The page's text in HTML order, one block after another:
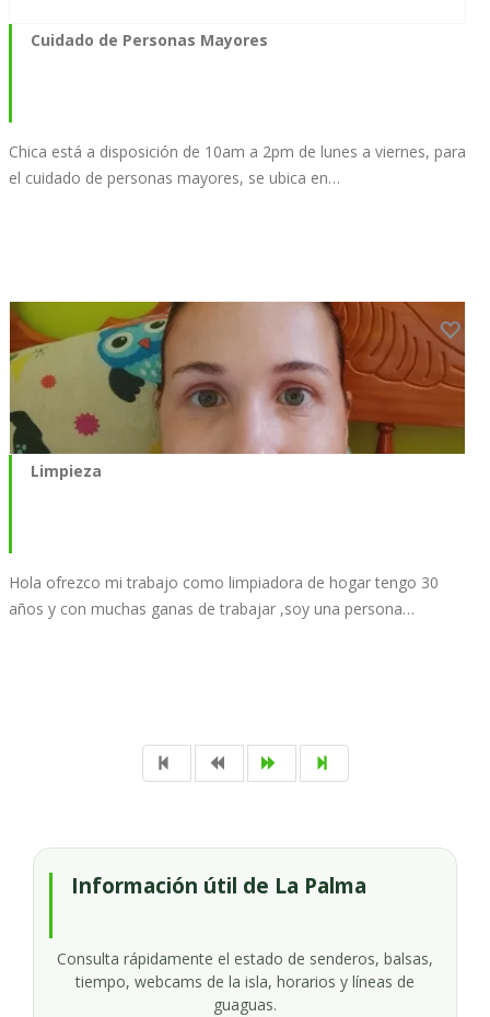
Cuidado de Personas Mayores
Chica está a disposición de 10am a 2pm de lunes a viernes, para
el cuidado de personas mayores, se ubica en…
Limpieza
Hola ofrezco mi trabajo como limpiadora de hogar tengo 30
años y con muchas ganas de trabajar ,soy una persona…
Información útil de La Palma
Consulta rápidamente el estado de senderos, balsas,
tiempo, webcams de la isla, horarios y líneas de
guaguas.